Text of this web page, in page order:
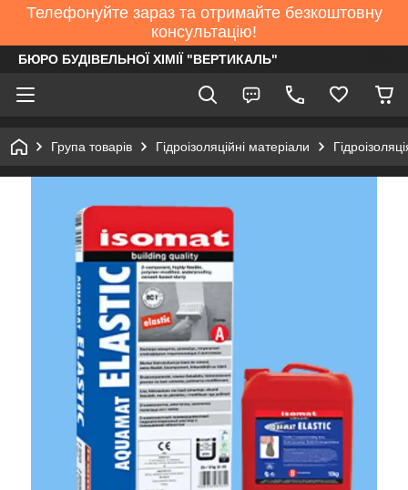
Телефонуйте зараз та отримайте безкоштовну
консультацію!
БЮРО БУДІВЕЛЬНОЇ ХІМІЇ "ВЕРТИКАЛЬ"
Група товарів Гідроізоляційні матеріали